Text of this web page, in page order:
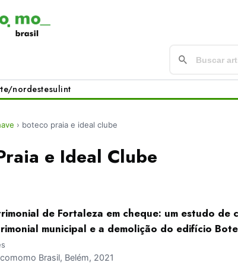
nordestesulint
› boteco praia e ideal clube
e Ideal Clube
de Fortaleza em cheque: um estudo de
municipal e a demolição do edifício
Brasil, Belém, 2021